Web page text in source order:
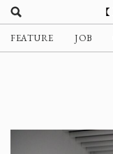
FEATURE JOB